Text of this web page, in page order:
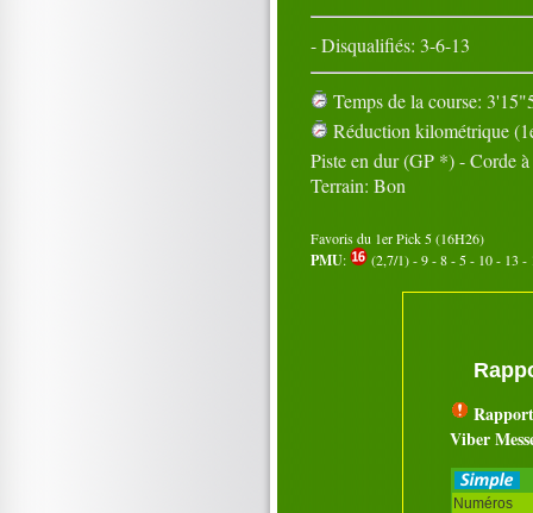
- Disqualifiés: 3-6-13
Temps de la course:
Réduction kilométrique
Piste en dur (GP *) - Corde à
Terrain: Bon
Favoris du 1er Pick 5 (16H26)
PMU: (2,7/1) - 9 - 8 - 5 - 10 - 13 -
Viber
Numéros